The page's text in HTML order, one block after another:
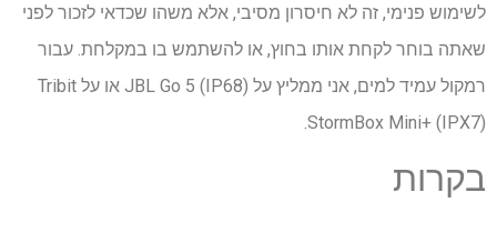
לשימוש פנימי, זה לא חיסרון מסיבי, אלא משהו שכדאי לזכור לפני
שאתה בוחר לקחת אותו בחוץ, או להשתמש בו במקלחת. עבור
רמקול עמיד למים, אני ממליץ על JBL Go 5 (IP68) או על Tribit
StormBox Mini+ (IPX7).
בקרות